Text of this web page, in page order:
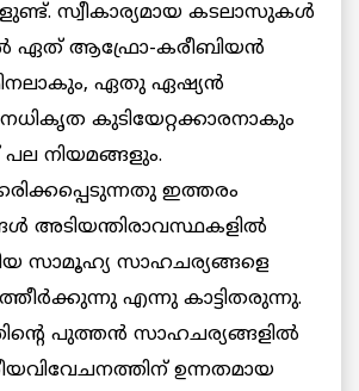
സ്വീകാര്യമായ കടലാസുകള്‍
ഏത് ആഫ്രോ-കരീബിയന്‍
ഏതു ഏഷ്യന്‍
കുടിയേറ്റക്കാരനാകും
പല നിയമങ്ങളും.
ഇത്തരം
അടിയന്തിരാവസ്ഥകളില്‍
സാമൂഹ്യ സാഹചര്യങ്ങളെ
എന്നു കാട്ടിതരുന്നു.
പുത്തന്‍ സാഹചര്യങ്ങളില്‍
ഉന്നതമായ